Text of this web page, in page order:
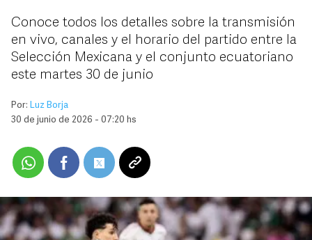
Conoce todos los detalles sobre la transmisión
en vivo, canales y el horario del partido entre la
Selección Mexicana y el conjunto ecuatoriano
este martes 30 de junio
Por: Luz Borja
30 de junio de 2026 - 07:20 hs